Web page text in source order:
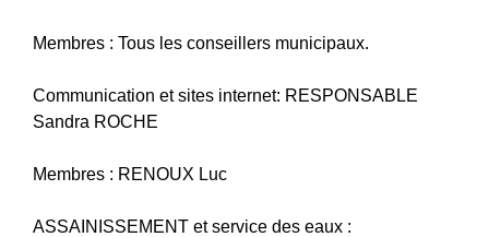
Membres : Tous les conseillers municipaux.
Communication et sites internet: RESPONSABLE
Sandra ROCHE
Membres : RENOUX Luc
ASSAINISSEMENT et service des eaux :